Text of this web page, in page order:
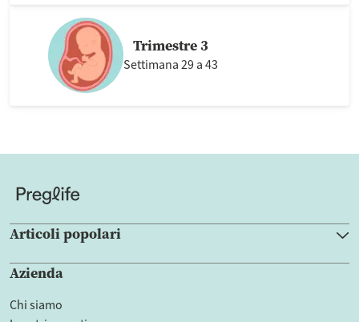
Trimestre 3
Settimana 29 a 43
Articoli popolari
Azienda
Chi siamo